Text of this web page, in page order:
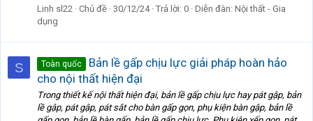
Linh sl22 Chủ đề 30/12/24 Trả lời: 0 Diễn đàn: Nội thất - Gia
dụng
S Toàn quốc
Bản lề gấp chịu lực giải pháp hoàn hảo
cho nội thất hiện đại
Trong thiết kế nội thất hiện đại, bản lề gấp chịu lực hay pát gập, bản
lề gập, pát gập, pát sắt cho bàn gấp gọn, phụ kiện bàn gập, bản lề